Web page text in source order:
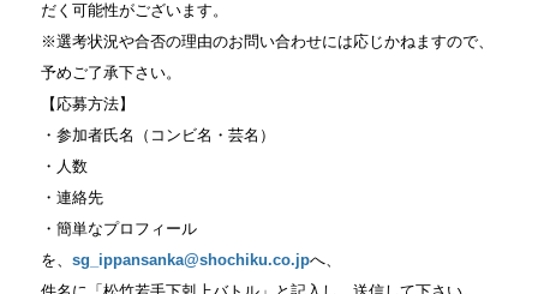
だく可能性がございます。
※選考状況や合否の理由のお問い合わせには応じかねますので、
予めご了承下さい。
【応募方法】
・参加者氏名（コンビ名・芸名）
・人数
・連絡先
・簡単なプロフィール
を、 sg_ippansanka@shochiku.co.jpへ、